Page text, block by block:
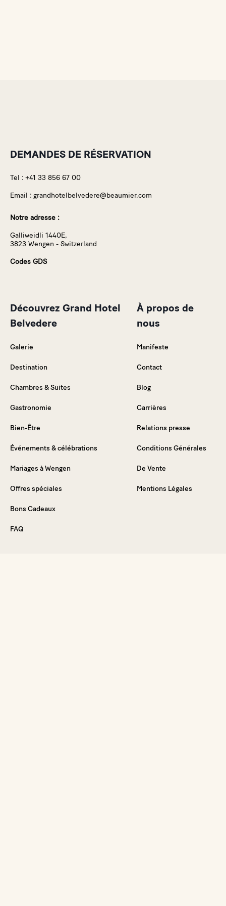
DEMANDES DE RÉSERVATION
Tel : +41 33 856 67 00
Email : grandhotelbelvedere@beaumier.com
Notre adresse :
Galliweidli 1440E,
3823 Wengen - Switzerland
Codes GDS
Découvrez Grand Hotel
Belvedere
Galerie
Destination
Chambres & Suites
Gastronomie
Bien-Être
Événements & célébrations
Mariages à Wengen
Offres spéciales
Bons Cadeaux
FAQ
À propos de
nous
Manifeste
Contact
Blog
Carrières
Relations presse
Conditions Générales
De Vente
Mentions Légales